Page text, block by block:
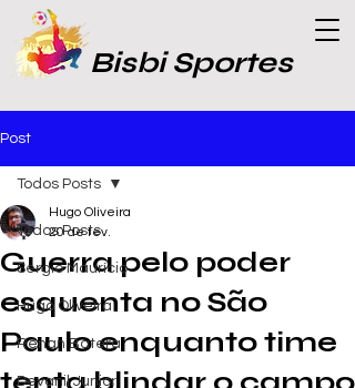
Bisbi Sportes
Post
Todos Posts
Sergio Maurício
Hugo Oliveira
Renan Batera
Devanil Junior
Todos Posts
Guerra pelo poder
esquenta no São
Paulo enquanto time
Hugo Oliveira
20 de fev.